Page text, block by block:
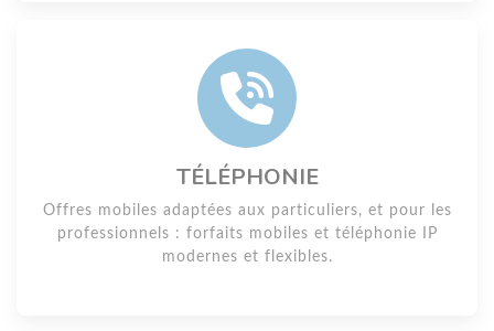
TÉLÉPHONIE
Offres mobiles adaptées aux particuliers, et pour les
professionnels : forfaits mobiles et téléphonie IP
modernes et flexibles.